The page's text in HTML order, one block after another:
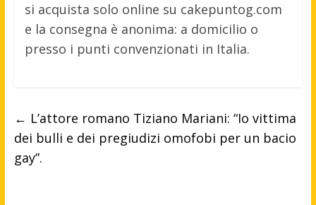
si acquista solo online su cakepuntog.com
e la consegna è anonima: a domicilio o
presso i punti convenzionati in Italia.
← L’attore romano Tiziano Mariani: “Io vittima
dei bulli e dei pregiudizi omofobi per un bacio
gay”.